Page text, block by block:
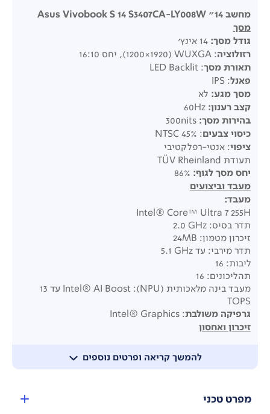
להמשך קריאה ופרטים נוספים
מחשב 14" Asus Vivobook S 14 S3407CA-LY008W
מסך
גודל מסך: 14 אינץ'
רזולוציה: WUXGA ‏(1920×1200), יחס ‎16:10
תאורת מסך: LED Backlit
פאנל: IPS
מסך מגע: לא
קצב רענון:
60
Hz
בהירות מסך:
300
nits
כיסוי צבעים: 45% NTSC
ציפוי: אנטי-רפלקטיבי
תעודת TÜV Rheinland
יחס מסך לגוף:
86%
מעבד וביצועים
מעבד:
Intel® Core™ Ultra 7 255H
תדר בסיס: ‎2.0 GHz
זיכרון מטמון: ‎24MB
תדר מירבי: עד ‎5.1 GHz
ליבות: ‎16
תהליכונים: ‎16
מעבד בינה מלאכותית (NPU): Intel® AI Boost עד ‎13
TOPS
גרפיקה משולבת: Intel® Graphics
זיכרון ואחסון
זיכרון מובנה: ‎16GB DDR5
סה"כ זיכרון: ‎16GB DDR5
מפרט טכני